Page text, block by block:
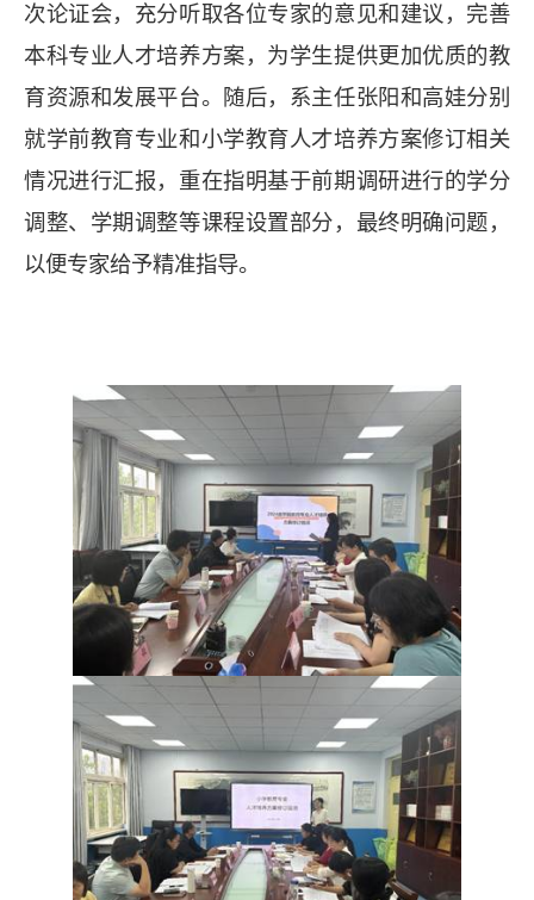
次论证会，充分听取各位专家的意见和建议，完善
本科专业人才培养方案，为学生提供更加优质的教
育资源和发展平台。随后，系主任张阳和高娃分别
就学前教育专业和小学教育人才培养方案修订相关
情况进行汇报，重在指明基于前期调研进行的学分
调整、学期调整等课程设置部分，最终明确问题，
以便专家给予精准指导。